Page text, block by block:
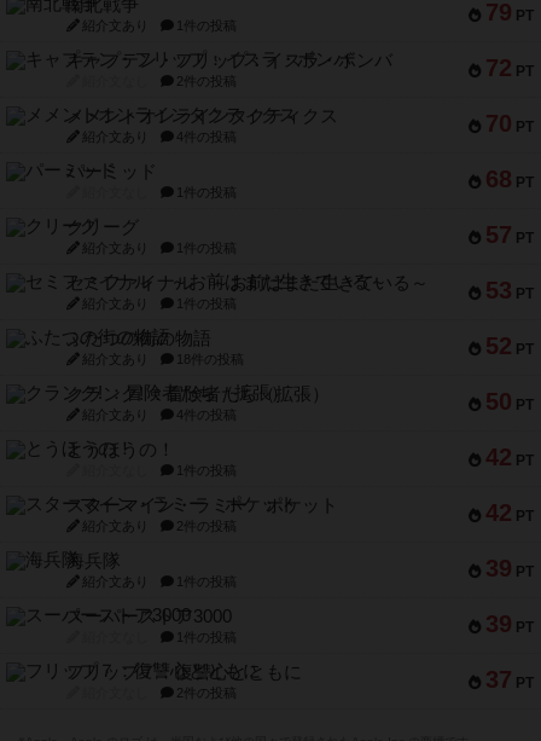
79 PT
南北戦争
紹介文あり 1件の投稿
72 PT
キャプテン・フリップ：イスラ・ボンバ
2件の投稿
70 PT
メメントオンラインタクティクス
紹介文あり 4件の投稿
68 PT
パーミッド
1件の投稿
57 PT
クリーグ
紹介文あり 1件の投稿
53 PT
セミファイナル ～お前はまだ生きている～
紹介文あり 1件の投稿
52 PT
ふたつの街の物語
紹介文あり 18件の投稿
50 PT
クランク! ：冒険者たち（拡張）
紹介文あり 4件の投稿
42 PT
とうほうの！
1件の投稿
42 PT
スターマイン・ラミー ポケット
紹介文あり 2件の投稿
39 PT
海兵隊
紹介文あり 1件の投稿
39 PT
スーパーストア3000
1件の投稿
37 PT
フリップ７：復讐心とともに
2件の投稿